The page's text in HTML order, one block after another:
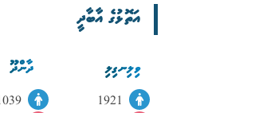
އަތޮޅުގެ އާބާދީ
ވިލިނގިލި ދާންދޫ
1039